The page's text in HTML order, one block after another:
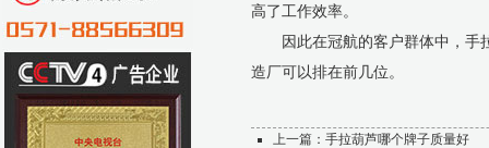
高了工作效率。
因此在冠航的客户群体中，手
造厂可以排在前几位。
上一篇： 手拉葫芦哪个牌子质量好